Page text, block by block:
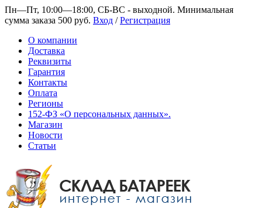
Пн—Пт, 10:00—18:00, СБ-ВС - выходной. Минимальная
сумма заказа 500 руб. Вход /Регистрация
О компании
Доставка
Реквизиты
Гарантия
Контакты
Оплата
Регионы
152-ФЗ «О персональных данных».
Магазин
Новости
Статьи